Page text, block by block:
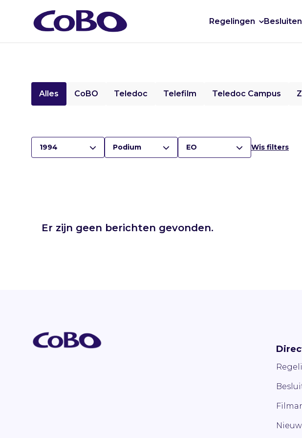
Regelingen Besluiten
Alles CoBO Teledoc Telefilm Teledoc Campus
1994 Podium EO Wis filters
Er zijn geen berichten gevonden.